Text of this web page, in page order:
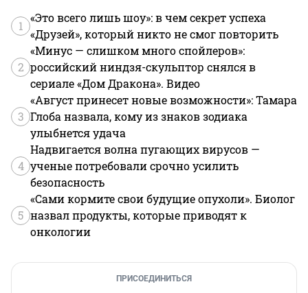
1
«Это всего лишь шоу»: в чем секрет успеха
«Друзей», который никто не смог повторить
2
«Минус — слишком много спойлеров»:
российский ниндзя-скульптор снялся в
сериале «Дом Дракона». Видео
3
«Август принесет новые возможности»: Тамара
Глоба назвала, кому из знаков зодиака
улыбнется удача
4
Надвигается волна пугающих вирусов —
ученые потребовали срочно усилить
безопасность
5
«Сами кормите свои будущие опухоли». Биолог
назвал продукты, которые приводят к
онкологии
ПРИСОЕДИНИТЬСЯ